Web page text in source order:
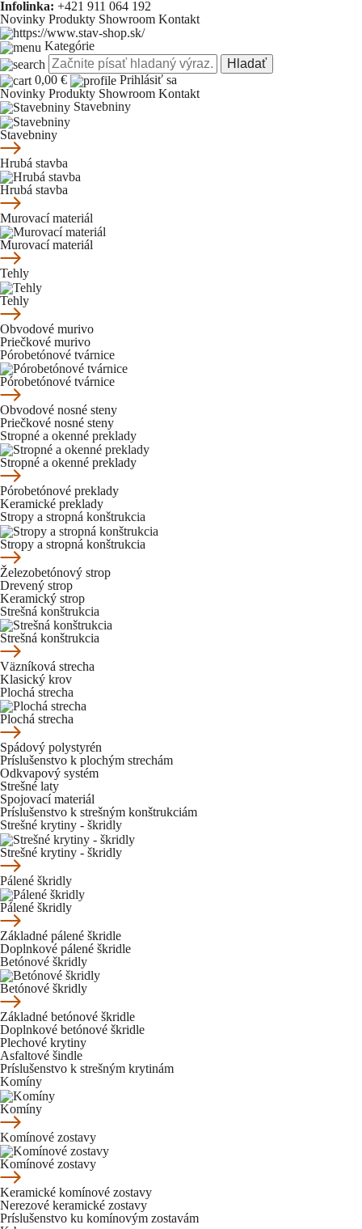
Infolinka: +421 911 064 192
Novinky Produkty Showroom Kontakt
Kategórie
Hladať
0,00 €
Prihlásiť sa
Novinky Produkty Showroom Kontakt
Stavebniny
Stavebniny
Hrubá stavba
Hrubá stavba
Murovací materiál
Murovací materiál
Tehly
Tehly
Obvodové murivo
Priečkové murivo
Pórobetónové tvárnice
Pórobetónové tvárnice
Obvodové nosné steny
Priečkové nosné steny
Stropné a okenné preklady
Stropné a okenné preklady
Pórobetónové preklady
Keramické preklady
Stropy a stropná konštrukcia
Stropy a stropná konštrukcia
Železobetónový strop
Drevený strop
Keramický strop
Strešná konštrukcia
Strešná konštrukcia
Väzníková strecha
Klasický krov
Plochá strecha
Plochá strecha
Spádový polystyrén
Príslušenstvo k plochým strechám
Odkvapový systém
Strešné laty
Spojovací materiál
Príslušenstvo k strešným konštrukciám
Strešné krytiny - škridly
Strešné krytiny - škridly
Pálené škridly
Pálené škridly
Základné pálené škridle
Doplnkové pálené škridle
Betónové škridly
Betónové škridly
Základné betónové škridle
Doplnkové betónové škridle
Plechové krytiny
Asfaltové šindle
Príslušenstvo k strešným krytinám
Komíny
Komíny
Komínové zostavy
Komínové zostavy
Keramické komínové zostavy
Nerezové keramické zostavy
Príslušenstvo ku komínovým zostavám